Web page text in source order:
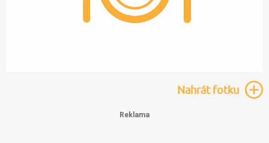
Nahrátfotku